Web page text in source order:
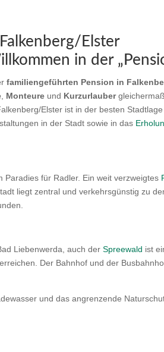
Elster
in der
familiengeführten Pension in
, Monteureund Kurzurlauber
Elster ist in der besten
in der Stadt sowie in das
für Radler. Ein weit verzweigtes
liegt zentral und verkehrsgünstig zu
Liebenwerda, auch derSpreewald ist
Der Bahnhof und der
und das angrenzende